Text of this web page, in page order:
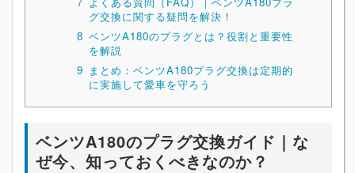
グ交換に関する疑問を解決！
8 ベンツA180のプラグとは？役割と重要性
を解説
9 まとめ：ベンツA180プラグ交換は定期的
に実施して愛車を守ろう
ベンツA180のプラグ交換ガイド｜な
ぜ今、知っておくべきなのか？